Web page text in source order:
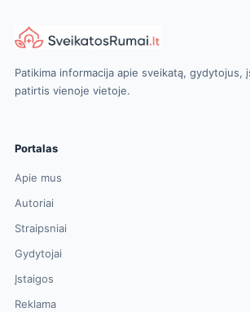
Patikima informacija apie sveikatą, gydytojus,
patirtis vienoje vietoje.
Portalas
Apie mus
Autoriai
Straipsniai
Gydytojai
Įstaigos
Reklama